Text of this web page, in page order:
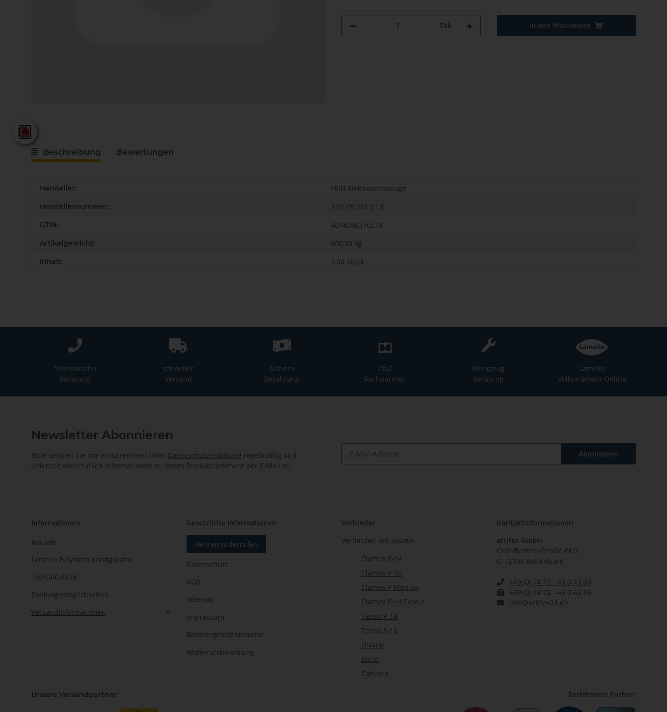
Stk In den Warenkorb
Beschreibung Bewertungen
Produkteigenschaft
Wert
Hersteller: FEIN Elektrowerkzeuge
Herstellernummer: 3 01 09 209 01 0
GTIN: 4014586376578
Artikelgewicht: 600,00 kg
Inhalt: 1,00 Stück
Telefonische
Beratung
schneller
Versand
Sichere
Bezahlung
CNC
Fachpartner
Werkzeug
Beratung
Lamello
Vollsortiment Online
Newsletter Abonnieren
Bitte senden Sie mir entsprechend Ihrer Datenschutzerklärung regelmäßig und
jederzeit widerruflich Informationen zu Ihrem Produktsortiment per E-Mail zu.
Abonnieren
Informationen
Kontakt
Lamello P-System Konfigurator
Toolcalculator
Zahlungsmöglichkeiten
Versandinformationen
Gesetzliche Informationen
Vertrag widerrufen
Datenschutz
AGB
Sitemap
Impressum
Batteriegesetzhinweise
Widerrufsbelehrung
Verbinder
Verbinden mit System
Clamex P-14
Clamex P-10
Clamex P Medius
Clamex P-14 Flexus
Tenso P-14
Tenso P-10
Divario
Bisco
Cabineo
Kontaktinformationen
artifex GmbH
Graf-Bentzel-Straße 66/1
D-72108 Rottenburg
+49 (0) 74 72 - 43 0 43 90
+49 (0) 74 72 - 43 0 43 89
info@artifex24.de
Unsere Versandpartner Zertifizierte Partner